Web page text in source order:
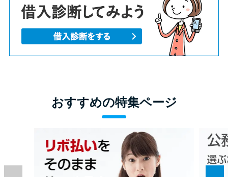
おすすめの特集ページ